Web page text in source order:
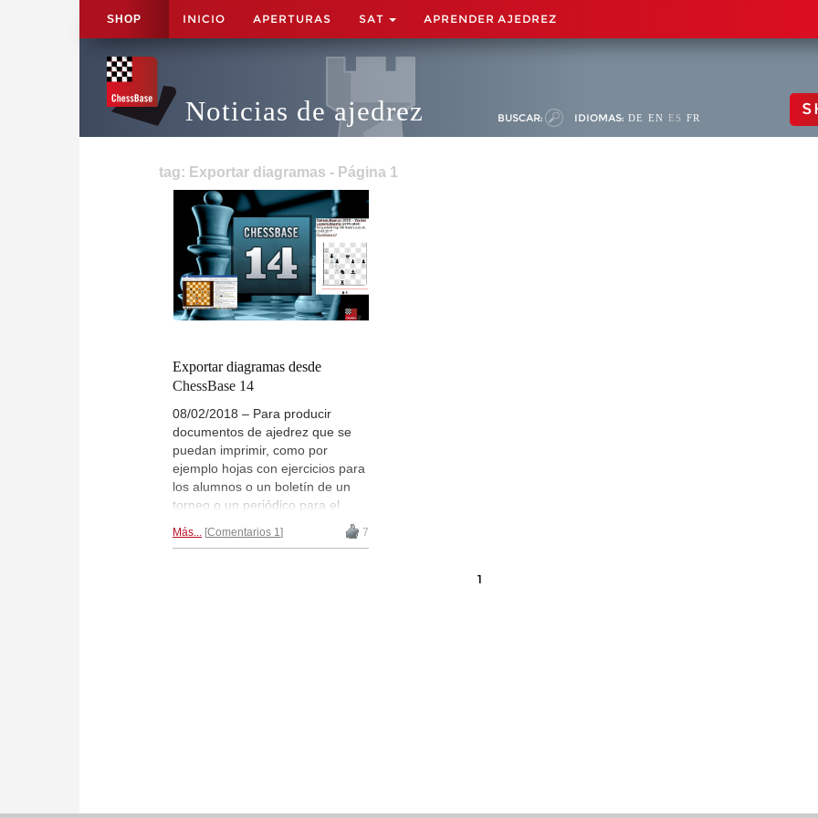
SHOP INICIO APERTURAS SAT APRENDER AJEDREZ
Noticias de ajedrez BUSCAR: IDIOMAS: DE EN ES FR
tag: Exportar diagramas - Página 1
Exportar diagramas desde
ChessBase 14
08/02/2018 – Para producir
documentos de ajedrez que se
puedan imprimir, como por
ejemplo hojas con ejercicios para
los alumnos o un boletín de un
torneo o un periódico para el
diagramas de ajedrez entre los
Más... Comentarios 1 7
1